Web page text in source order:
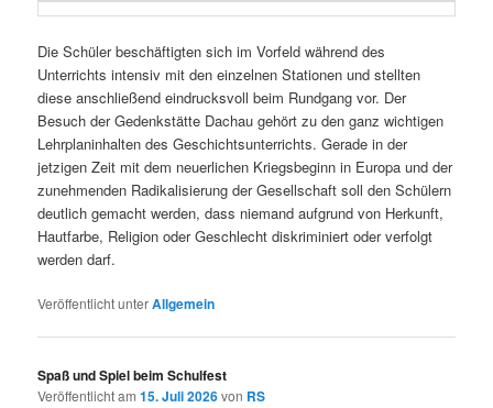
Die Schüler beschäftigten sich im Vorfeld während des
Unterrichts intensiv mit den einzelnen Stationen und stellten
diese anschließend eindrucksvoll beim Rundgang vor. Der
Besuch der Gedenkstätte Dachau gehört zu den ganz wichtigen
Lehrplaninhalten des Geschichtsunterrichts. Gerade in der
jetzigen Zeit mit dem neuerlichen Kriegsbeginn in Europa und der
zunehmenden Radikalisierung der Gesellschaft soll den Schülern
deutlich gemacht werden, dass niemand aufgrund von Herkunft,
Hautfarbe, Religion oder Geschlecht diskriminiert oder verfolgt
werden darf.
Veröffentlicht unterAllgemein
Spaß und Spiel beim Schulfest
Veröffentlicht am15. Juli 2026von RS